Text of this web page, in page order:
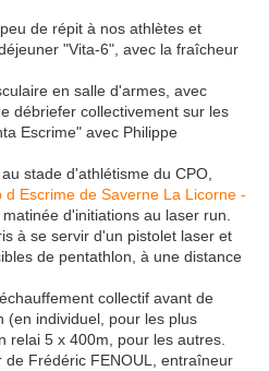
de répit à nos athlètes et
"Vita-6", avec la fraîcheur
en salle d'armes, avec
débriefer collectivement sur les
Escrime" avec Philippe
stade d'athlétisme du CPO,
d Escrime de Saverne La Licorne -
matinée d'initiations au laser run.
à se servir d'un pistolet laser et
de pentathlon, à une distance
collectif avant de
(en individuel, pour les plus
relai 5 x 400m, pour les autres.
Frédéric FENOUL, entraîneur